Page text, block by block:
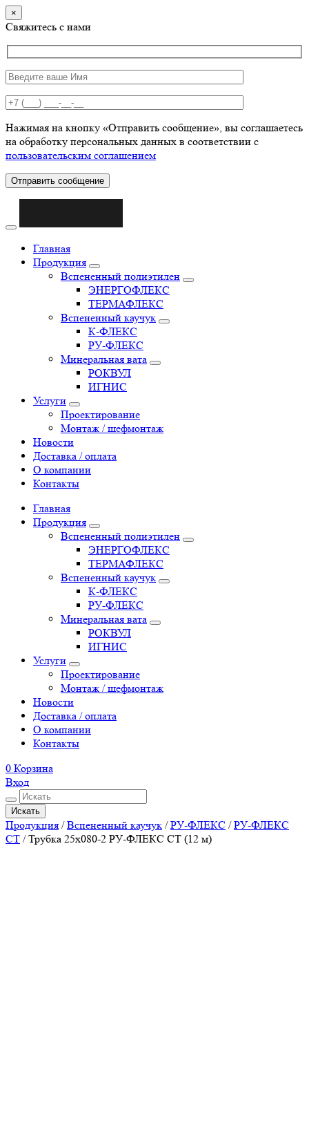
×
Свяжитесь с нами
Нажимая на кнопку «Отправить сообщение», вы соглашаетесь
на обработку персональных данных в соответствии с
пользовательским соглашением
Отправить сообщение
Главная
Продукция
Вспененный полиэтилен
ЭНЕРГОФЛЕКС
ТЕРМАФЛЕКС
Вспененный каучук
К-ФЛЕКС
РУ-ФЛЕКС
Минеральная вата
РОКВУЛ
ИГНИС
Услуги
Проектирование
Монтаж / шефмонтаж
Новости
Доставка / оплата
О компании
Контакты
Главная
Продукция
Вспененный полиэтилен
ЭНЕРГОФЛЕКС
ТЕРМАФЛЕКС
Вспененный каучук
К-ФЛЕКС
РУ-ФЛЕКС
Минеральная вата
РОКВУЛ
ИГНИС
Услуги
Проектирование
Монтаж / шефмонтаж
Новости
Доставка / оплата
О компании
Контакты
0 Корзина
Вход
Искать
Продукция /Вспененный каучук /РУ-ФЛЕКС /РУ-ФЛЕКС
СТ /Трубка 25х080-2 РУ-ФЛЕКС СТ (12 м)